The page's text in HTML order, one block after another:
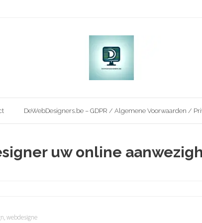
DeWebDesigners.be – GDPR / Algemene Voorwaarden /
uw online
,webdesigne